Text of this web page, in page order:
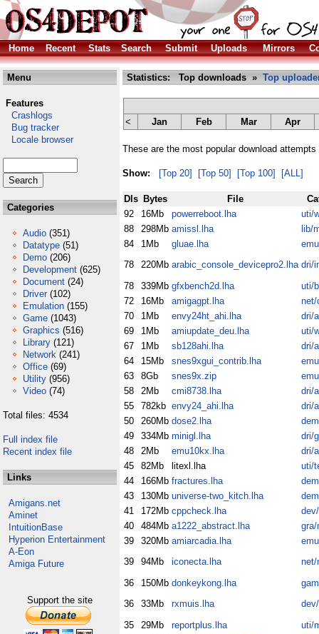
Home Recent Stats Search Submit Uploads Mirrors
Menu
Features
Crashlogs
Bug tracker
Locale browser
Categories
Audio (351)
Datatype (51)
Demo (206)
Development (625)
Document (24)
Driver (102)
Emulation (155)
Game (1043)
Graphics (516)
Library (121)
Network (241)
Office (69)
Utility (956)
Video (74)
Total files: 4534
Full index file
Recent index file
Links
Amigans.net
Aminet
IntuitionBase
Hyperion Entertainment
A-Eon
Amiga Future
Support the site
Statistics: Top downloads » Top
< Jan Feb Mar Apr
These are the most popular download
Show: [Top 20] [Top 50] [Top 100] [ALL]
Dls Bytes File
92
16Mb powerreboot.lha
uti/
88
298Mb amissl.lha
lib/
84
1Mb gluae.lha
78
220Mb arabic_console_devicepro2.lha dri/
78
339Mb gfxbench2d.lha
uti/
72
16Mb amigagpt.lha
net/
70
1Mb envy24ht_ahi.lha
dri/
69
1Mb amiupdate_deu.lha
uti/
67
1Mb sb128ahi.lha
dri/
64
15Mb snes9xgui_contrib.lha
63
8Gb snes9x.zip
58
2Mb cmi8738.lha
dri/
55
782kb envy24_ahi.lha
dri/
50
260Mb dose2.lha
49
334Mb minigl.lha
dri/
48
2Mb emu10kx.lha
dri/
45
82Mb litexl.lha
uti/
44
166Mb fractures.lha
43
130Mb universe-two_kitch.lha
41
172Mb cppcheck.lha
40
484Mb a1222_abstract.lha
39
320Mb amiarcadia.lha
39
94Mb iconecta.lha
net/
36
150Mb donkeykong.lha
36
33Mb rxmuis.lha
35
29Mb reportplus.lha
uti/